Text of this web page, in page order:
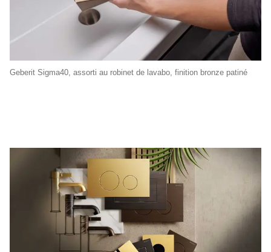
Geberit Sigma40, assorti au robinet de lavabo, finition bronze patiné